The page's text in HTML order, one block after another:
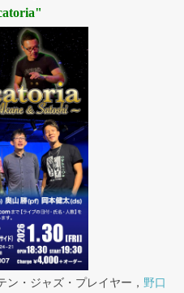
・ジャズ・プレイヤー， 野口